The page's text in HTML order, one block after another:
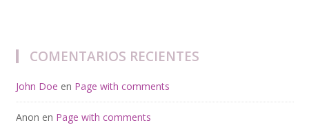
COMENTARIOS RECIENTES
John Doe en Page with comments
Anon en Page with comments